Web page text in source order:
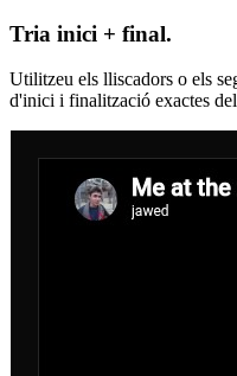
Tria inici + final.
Utilitzeu els lliscadors o els
d'inici i finalització exactes